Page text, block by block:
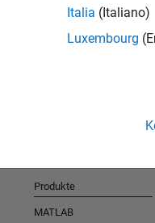
Italia (Italiano)
Luxembourg
Produkte
MATLAB